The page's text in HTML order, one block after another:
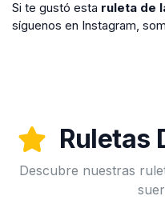
Si te gustó esta ruleta de
síguenos en Instagram,
Ruletas
Descubre nuestras